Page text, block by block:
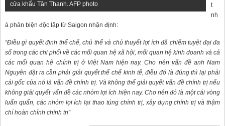
cửa khẩu Tân Thanh. AFP photo
t
nh
à phản biện độc lập từ Saigon nhận định:
“Điều gì quyết định thể chế, chủ thể và chủ thuyết lợi ích đã chiếm tuyệt đại đa
số trong các chi phối về các mối quan hệ xã hội, mối quan hệ kinh doanh và cả
các mối quan hệ chính trị ở Việt Nam hiện nay. Cho nên vấn đề anh Nam
Nguyên đặt ra cần phải giải quyết thể chế kinh tế, điều đó là đúng thì lại phải
cái gốc của nó là vấn đề chính trị. Và không thể giải quyết vấn đề chính trị nếu
không giải quyết vấn đề các nhóm lợi ích hiện nay. Cho nên đó là một cái vòng
luẩn quẩn, các nhóm lợi ích lại thao túng chính trị, xây dựng chính trị và thậm
chí hoàn chỉnh chính trị”